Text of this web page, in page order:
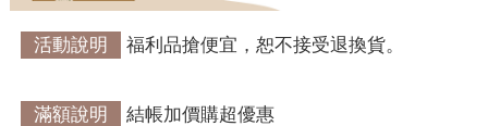
活動說明 福利品搶便宜，恕不接受退換貨。
滿額說明 結帳加價購超優惠